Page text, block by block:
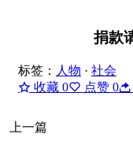
捐款
标签： 人物 · 社会
收藏 0 点赞 0
上一篇